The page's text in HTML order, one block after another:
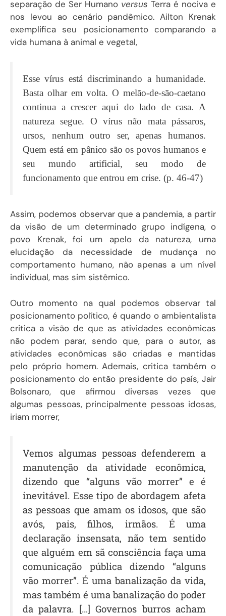
separação de Ser Humano versus Terra é nociva e
nos levou ao cenário pandêmico. Ailton Krenak
exemplifica seu posicionamento comparando a
vida humana à animal e vegetal,
Esse vírus está discriminando a humanidade.
Basta olhar em volta. O melão-de-são-caetano
continua a crescer aqui do lado de casa. A
natureza segue. O vírus não mata pássaros,
ursos, nenhum outro ser, apenas humanos.
Quem está em pânico são os povos humanos e
seu mundo artificial, seu modo de
funcionamento que entrou em crise. (p. 46-47)
Assim, podemos observar que a pandemia, a partir
da visão de um determinado grupo indígena, o
povo Krenak, foi um apelo da natureza, uma
elucidação da necessidade de mudança no
comportamento humano, não apenas a um nível
individual, mas sim sistêmico.
Outro momento na qual podemos observar tal
posicionamento político, é quando o ambientalista
critica a visão de que as atividades econômicas
não podem parar, sendo que, para o autor, as
atividades econômicas são criadas e mantidas
pelo próprio homem. Ademais, critica também o
posicionamento do então presidente do país, Jair
Bolsonaro, que afirmou diversas vezes que
algumas pessoas, principalmente pessoas idosas,
iriam morrer,
Vemos algumas pessoas defenderem a
manutenção da atividade econômica,
dizendo que “alguns vão morrer” e é
inevitável. Esse tipo de abordagem afeta
as pessoas que amam os idosos, que são
avós, pais, filhos, irmãos. É uma
declaração insensata, não tem sentido
que alguém em sã consciência faça uma
comunicação pública dizendo “alguns
vão morrer”. É uma banalização da vida,
mas também é uma banalização do poder
da palavra. […] Governos burros acham